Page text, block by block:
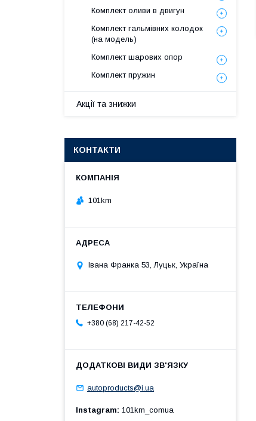
Комплект оливи в двигун
Комплект гальмівних колодок
(на модель)
Комплект шарових опор
Комплект пружин
Акції та знижки
КОНТАКТИ
101km
Івана Франка 53, Луцьк, Україна
+380 (68) 217-42-52
autoproducts@i.ua
Instagram 101km_comua